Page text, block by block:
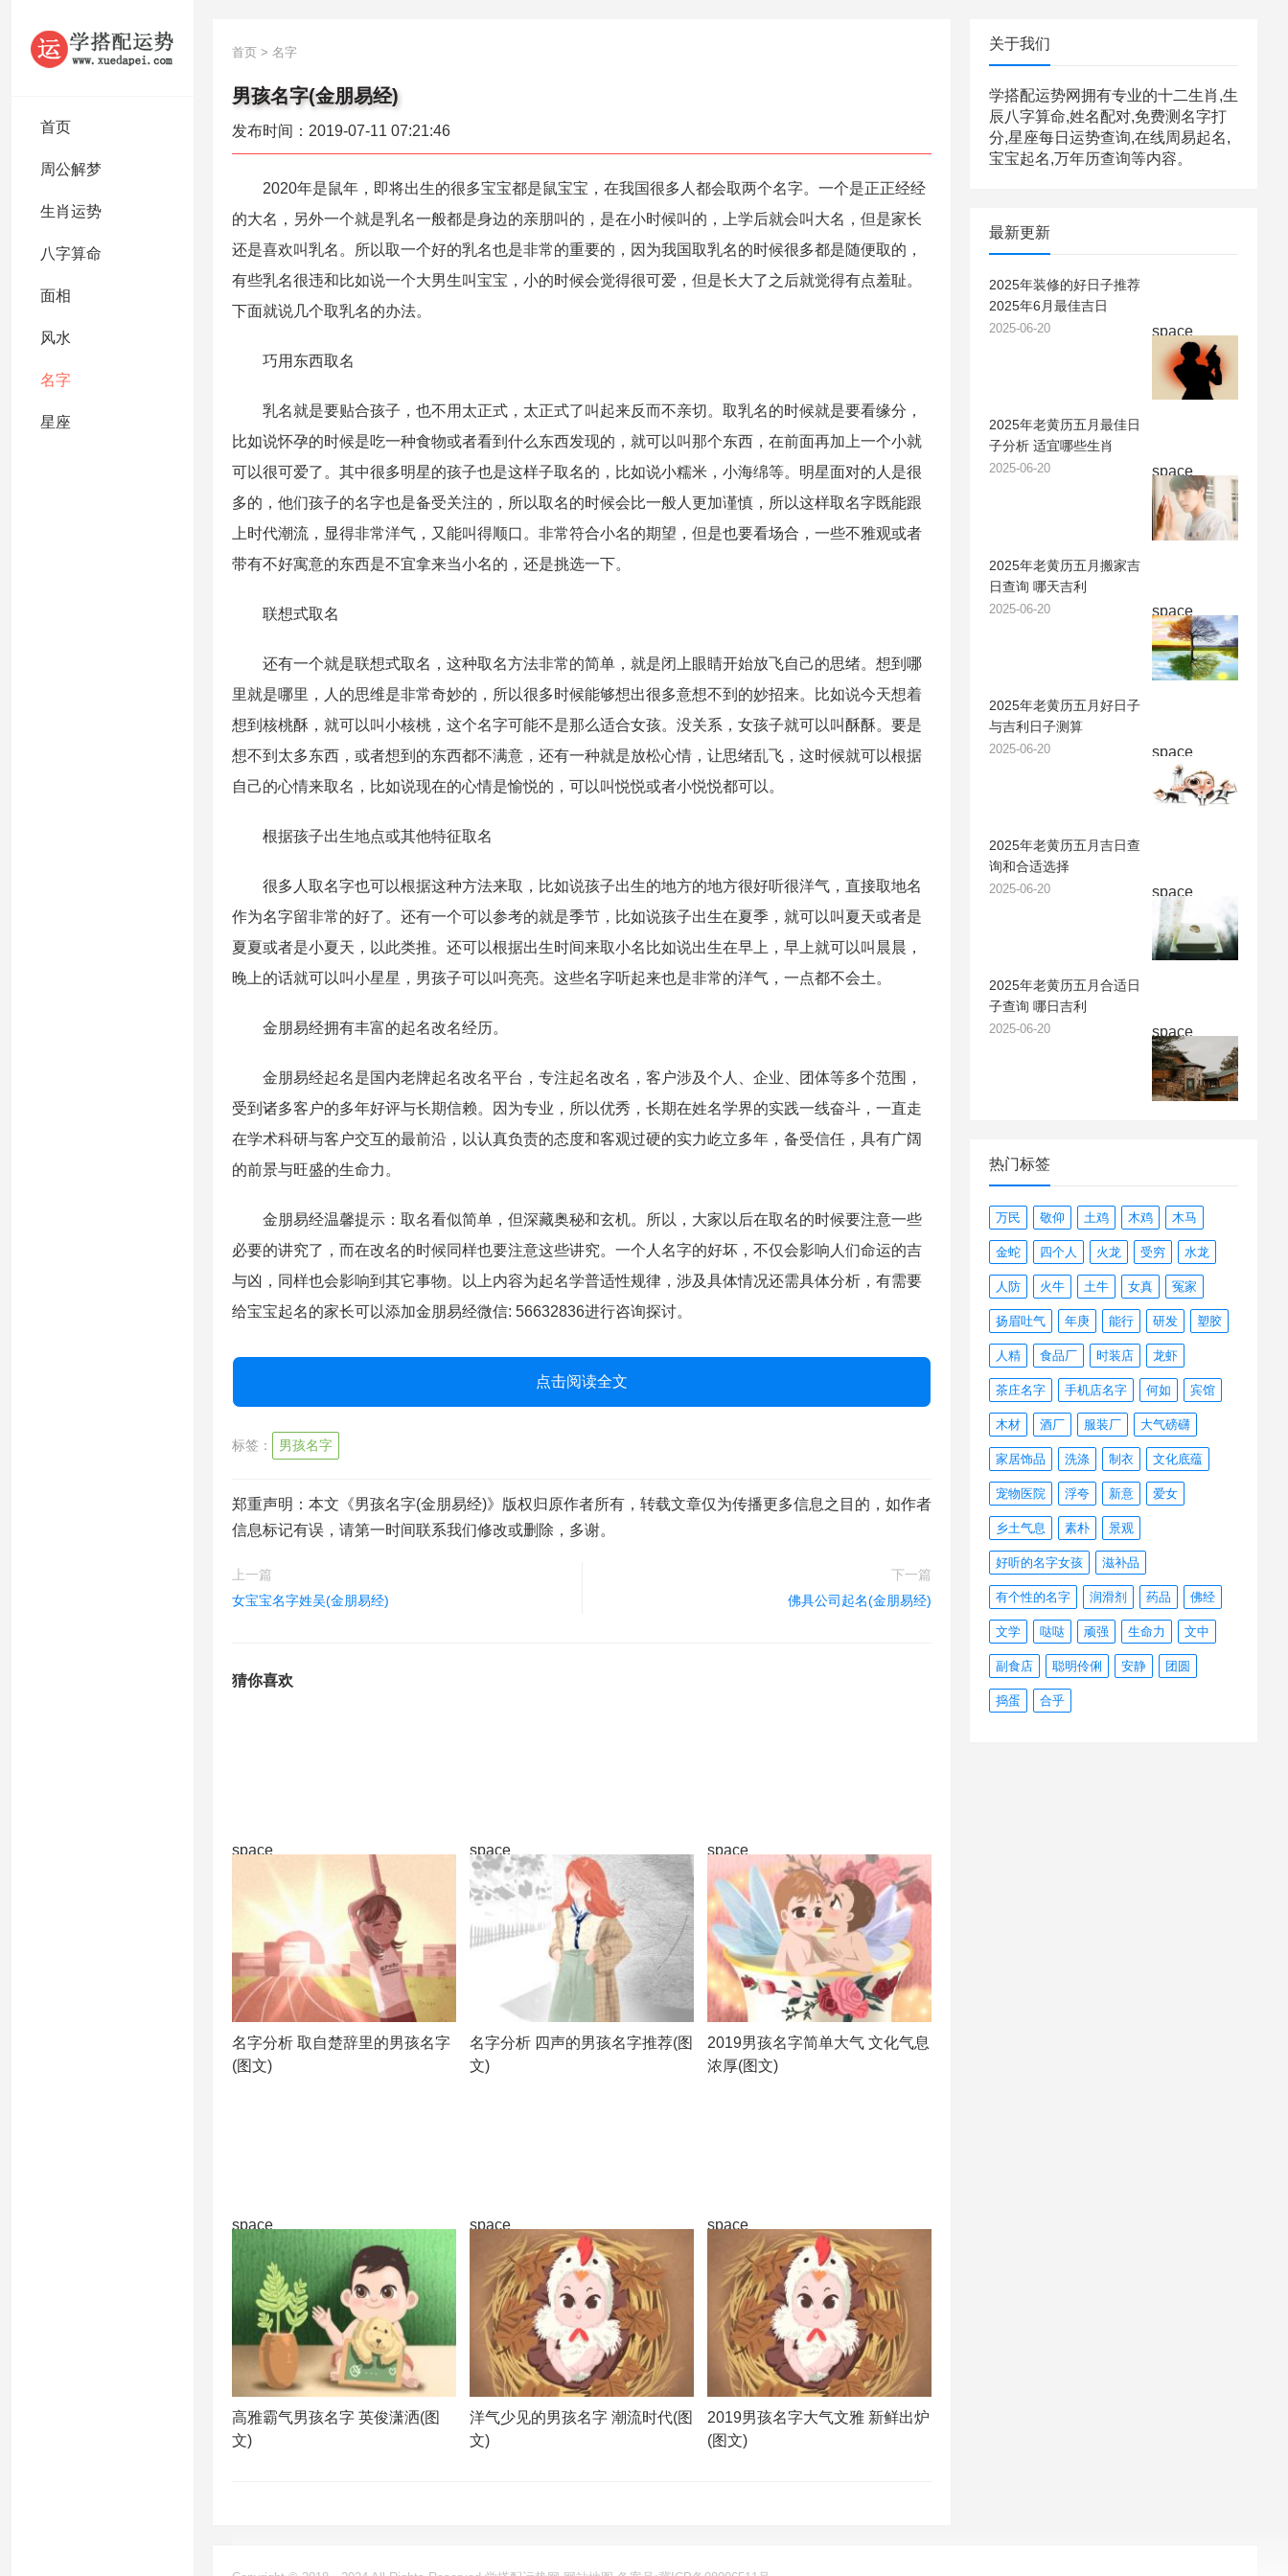
首页
周公解梦
生肖运势
八字算命
面相
风水
名字
星座
首页 > 名字
男孩名字(金朋易经)
发布时间：2019-07-11 07:21:46
2020年是鼠年，即将出生的很多宝宝都是鼠宝宝，在我国很多人都会取两个名字。一个是正正经经
的大名，另外一个就是乳名一般都是身边的亲朋叫的，是在小时候叫的，上学后就会叫大名，但是家长
还是喜欢叫乳名。所以取一个好的乳名也是非常的重要的，因为我国取乳名的时候很多都是随便取的，
有些乳名很违和比如说一个大男生叫宝宝，小的时候会觉得很可爱，但是长大了之后就觉得有点羞耻。
下面就说几个取乳名的办法。
巧用东西取名
乳名就是要贴合孩子，也不用太正式，太正式了叫起来反而不亲切。取乳名的时候就是要看缘分，
比如说怀孕的时候是吃一种食物或者看到什么东西发现的，就可以叫那个东西，在前面再加上一个小就
可以很可爱了。其中很多明星的孩子也是这样子取名的，比如说小糯米，小海绵等。明星面对的人是很
多的，他们孩子的名字也是备受关注的，所以取名的时候会比一般人更加谨慎，所以这样取名字既能跟
上时代潮流，显得非常洋气，又能叫得顺口。非常符合小名的期望，但是也要看场合，一些不雅观或者
带有不好寓意的东西是不宜拿来当小名的，还是挑选一下。
联想式取名
还有一个就是联想式取名，这种取名方法非常的简单，就是闭上眼睛开始放飞自己的思绪。想到哪
里就是哪里，人的思维是非常奇妙的，所以很多时候能够想出很多意想不到的妙招来。比如说今天想着
想到核桃酥，就可以叫小核桃，这个名字可能不是那么适合女孩。没关系，女孩子就可以叫酥酥。要是
想不到太多东西，或者想到的东西都不满意，还有一种就是放松心情，让思绪乱飞，这时候就可以根据
自己的心情来取名，比如说现在的心情是愉悦的，可以叫悦悦或者小悦悦都可以。
根据孩子出生地点或其他特征取名
很多人取名字也可以根据这种方法来取，比如说孩子出生的地方的地方很好听很洋气，直接取地名
作为名字留非常的好了。还有一个可以参考的就是季节，比如说孩子出生在夏季，就可以叫夏天或者是
夏夏或者是小夏天，以此类推。还可以根据出生时间来取小名比如说出生在早上，早上就可以叫晨晨，
晚上的话就可以叫小星星，男孩子可以叫亮亮。这些名字听起来也是非常的洋气，一点都不会土。
金朋易经拥有丰富的起名改名经历。
金朋易经起名是国内老牌起名改名平台，专注起名改名，客户涉及个人、企业、团体等多个范围，
受到诸多客户的多年好评与长期信赖。因为专业，所以优秀，长期在姓名学界的实践一线奋斗，一直走
在学术科研与客户交互的最前沿，以认真负责的态度和客观过硬的实力屹立多年，备受信任，具有广阔
的前景与旺盛的生命力。
金朋易经温馨提示：取名看似简单，但深藏奥秘和玄机。所以，大家以后在取名的时候要注意一些
必要的讲究了，而在改名的时候同样也要注意这些讲究。一个人名字的好坏，不仅会影响人们命运的吉
与凶，同样也会影响到其它事物。以上内容为起名学普适性规律，涉及具体情况还需具体分析，有需要
给宝宝起名的家长可以添加金朋易经微信: 56632836进行咨询探讨。
点击阅读全文
标签： 男孩名字
郑重声明：本文《男孩名字(金朋易经)》版权归原作者所有，转载文章仅为传播更多信息之目的，如作者
信息标记有误，请第一时间联系我们修改或删除，多谢。
上一篇
女宝宝名字姓吴(金朋易经)
下一篇
佛具公司起名(金朋易经)
猜你喜欢
space
名字分析 取自楚辞里的男孩名字
(图文)
space
名字分析 四声的男孩名字推荐(图
文)
space
2019男孩名字简单大气 文化气息
浓厚(图文)
space
高雅霸气男孩名字 英俊潇洒(图
文)
space
洋气少见的男孩名字 潮流时代(图
文)
space
2019男孩名字大气文雅 新鲜出炉
(图文)
关于我们
学搭配运势网拥有专业的十二生肖,生
辰八字算命,姓名配对,免费测名字打
分,星座每日运势查询,在线周易起名,
宝宝起名,万年历查询等内容。
最新更新
space
2025年装修的好日子推荐
2025年6月最佳吉日
2025-06-20
space
2025年老黄历五月最佳日
子分析 适宜哪些生肖
2025-06-20
space
2025年老黄历五月搬家吉
日查询 哪天吉利
2025-06-20
space
2025年老黄历五月好日子
与吉利日子测算
2025-06-20
space
2025年老黄历五月吉日查
询和合适选择
2025-06-20
space
2025年老黄历五月合适日
子查询 哪日吉利
2025-06-20
热门标签
万民 敬仰 土鸡 木鸡 木马
金蛇 四个人 火龙 受穷 水龙
人防 火牛 土牛 女真 冤家
扬眉吐气 年庚 能行 研发 塑胶
人精 食品厂 时装店 龙虾
茶庄名字 手机店名字 何如 宾馆
木材 酒厂 服装厂 大气磅礴
家居饰品 洗涤 制衣 文化底蕴
宠物医院 浮夸 新意 爱女
乡土气息 素朴 景观
好听的名字女孩 滋补品
有个性的名字 润滑剂 药品 佛经
文学 哒哒 顽强 生命力 文中
副食店 聪明伶俐 安静 团圆
捣蛋 合乎